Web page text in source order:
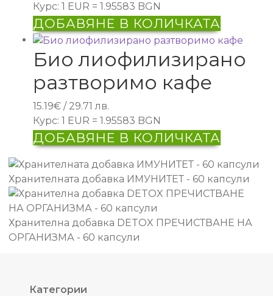
Курс: 1 EUR = 1.95583 BGN
ДОБАВЯНЕ В КОЛИЧКАТА
Био лиофилизирано
разтворимо кафе
15.19€ / 29.71 лв.
Курс: 1 EUR = 1.95583 BGN
ДОБАВЯНЕ В КОЛИЧКАТА
Хранителната добавка ИМУНИТЕТ - 60 капсули
Хранителна добавка DETOX ПРЕЧИСТВАНЕ НА
ОРГАНИЗМА - 60 капсули
Категории